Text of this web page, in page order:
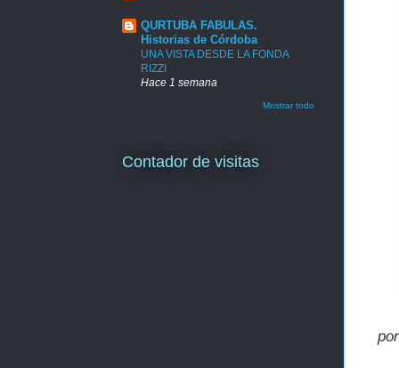
QURTUBA FABULAS.
Historias de Córdoba
UNA VISTA DESDE LA FONDA
RIZZI
Hace 1 semana
Mostrar todo
Contador de visitas